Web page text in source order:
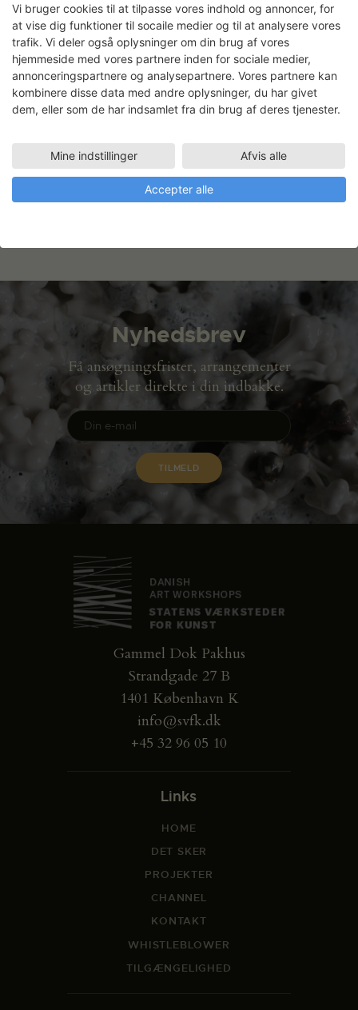
Sommerfuglesaksen
Faciliteter
STORE FORMATER (150 M2)
Nyhedsbrev
Få ansøgningsfrister, arrangementer
og artikler direkte i din indbakke.
Gammel Dok Pakhus
Strandgade 27 B
1401 København K
info@svfk.dk
+45 32 96 05 10
Links
HOME
DET SKER
PROJEKTER
CHANNEL
KONTAKT
WHISTLEBLOWER
TILGÆNGELIGHED
Vi bruger cookies til at tilpasse vores indhold og annoncer, for
at vise dig funktioner til socaile medier og til at analysere vores
trafik. Vi deler også oplysninger om din brug af vores
hjemmeside med vores partnere inden for sociale medier,
annonceringspartnere og analysepartnere. Vores partnere kan
kombinere disse data med andre oplysninger, du har givet
dem, eller som de har indsamlet fra din brug af deres tjenester.
Mine indstillinger Afvis alle
Accepter alle